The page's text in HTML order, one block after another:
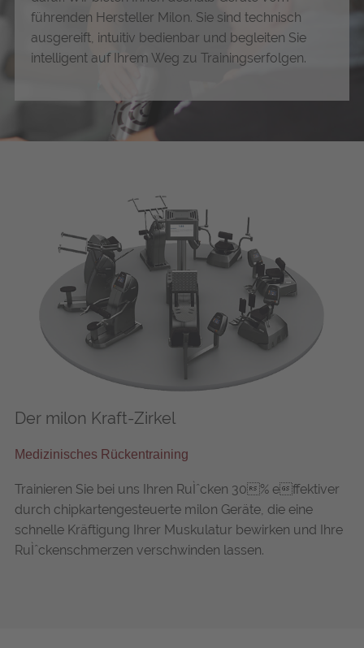
führenden Hersteller Milon. Sie sind technisch
ausgereift, intuitiv bedienbar und begleiten Sie
intelligent auf Ihrem Weg zu Trainingserfolgen.
Der milon Kraft-Zirkel
Medizinisches Rückentraining
Trainieren Sie bei uns Ihren RuÌˆcken 30% effektiver
durch chipkartengesteuerte milon Geräte, die eine
schnelle Kräftigung Ihrer Muskulatur bewirken und Ihre
RuÌˆckenschmerzen verschwinden lassen.